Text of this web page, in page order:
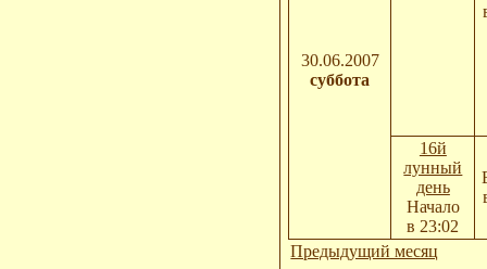
30.06.2007
суббота
16й
лунный
день
Начало
в 23:02
Предыдущий месяц